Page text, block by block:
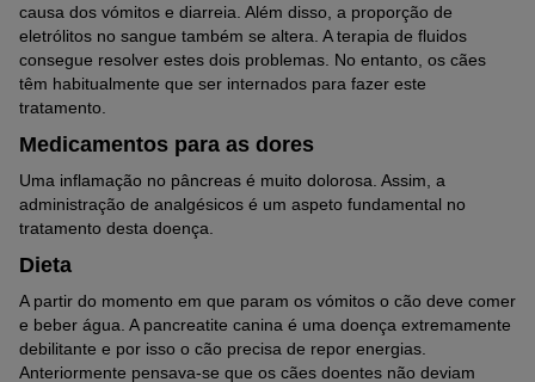
causa dos vómitos e diarreia. Além disso, a proporção de
eletrólitos no sangue também se altera. A terapia de fluidos
consegue resolver estes dois problemas. No entanto, os cães
têm habitualmente que ser internados para fazer este
tratamento.
Medicamentos para as dores
Uma inflamação no pâncreas é muito dolorosa. Assim, a
administração de analgésicos é um aspeto fundamental no
tratamento desta doença.
Dieta
A partir do momento em que param os vómitos o cão deve comer
e beber água. A pancreatite canina é uma doença extremamente
debilitante e por isso o cão precisa de repor energias.
Anteriormente pensava-se que os cães doentes não deviam